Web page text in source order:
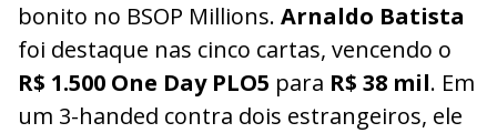
bonito no BSOP Millions. Arnaldo Batista
foi destaque nas cinco cartas, vencendo o
R$ 1.500 One Day PLO5 para R$ 38 mil. Em
um 3-handed contra dois estrangeiros, ele